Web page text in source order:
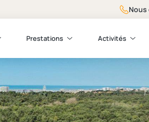
Prestations Activités